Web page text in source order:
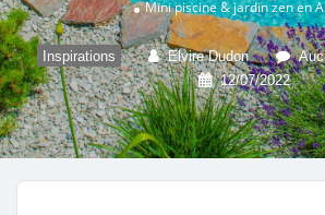
Mini piscine & jardin zen en
Inspirations Elvire Dudon
12/07/2022